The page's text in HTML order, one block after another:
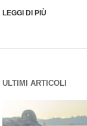
LEGGI DI PIÙ
ULTIMI ARTICOLI